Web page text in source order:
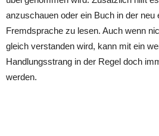
anzuschauen oder ein Buch in der neu
Fremdsprache zu lesen. Auch wenn
gleich verstanden wird, kann mit ein
Handlungsstrang in der Regel doch
werden.